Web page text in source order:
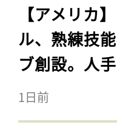
【アメリカ
ル、熟練技
ブ創設。人
1日前